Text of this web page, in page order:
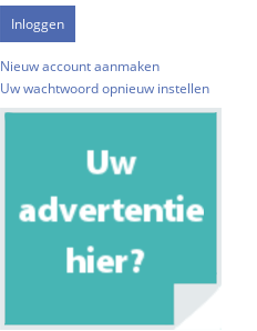
Nieuw account aanmaken
Uw wachtwoord opnieuw instellen